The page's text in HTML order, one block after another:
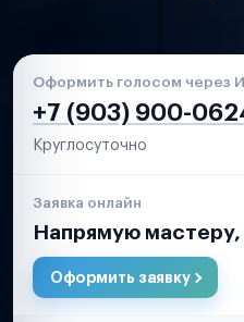
Оформить голосом через
+7 (903) 900-
Круглосуточно
Заявка онлайн
Напрямую мастеру,
Оформить заявку